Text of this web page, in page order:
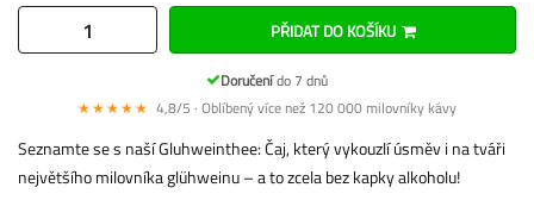
PŘIDAT DO KOŠÍKU
Doručenído 7 dnů
★★★★★ 4,8/5 · Oblíbený více než 120 000 milovníky kávy
Seznamte se s naší Gluhweinthee: Čaj, který vykouzlí úsměv i na tváři
největšího milovníka glühweinu – a to zcela bez kapky alkoholu!